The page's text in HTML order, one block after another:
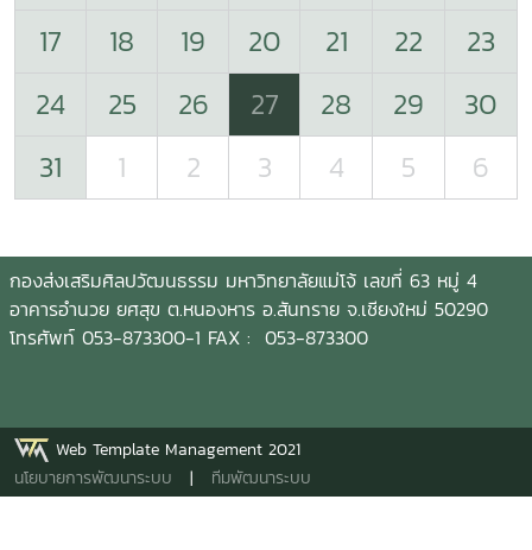
17
18 19 20 21 22
23
24
25 26 27 28 29
30
31
1 2 3 4 5 6
กองส่งเสริมศิลปวัฒนธรรม มหาวิทยาลัยแม่โจ้ เลขที่ 63 หมู่ 4
อาคารอำนวย ยศสุข ต.หนองหาร อ.สันทราย จ.เชียงใหม่ 50290
โทรศัพท์ 053-873300-1 FAX : 053-873300
Web Template Management 2021
นโยบายการพัฒนาระบบ | ทีมพัฒนาระบบ